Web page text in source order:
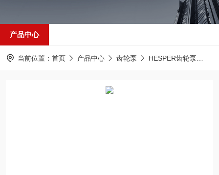
产品中心
当前位置： 首页 产品中心 齿轮泵 HESPER齿轮泵